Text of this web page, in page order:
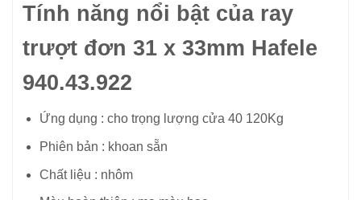
Tính năng nổi bật của ray
trượt đơn 31 x 33mm Hafele
940.43.922
Ứng dụng : cho trọng lượng cửa 40 120Kg
Phiên bản : khoan sẵn
Chất liệu : nhôm